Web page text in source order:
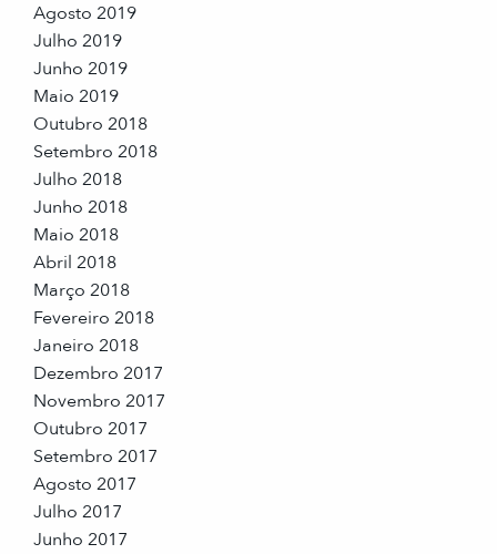
Agosto 2019
Julho 2019
Junho 2019
Maio 2019
Outubro 2018
Setembro 2018
Julho 2018
Junho 2018
Maio 2018
Abril 2018
Março 2018
Fevereiro 2018
Janeiro 2018
Dezembro 2017
Novembro 2017
Outubro 2017
Setembro 2017
Agosto 2017
Julho 2017
Junho 2017